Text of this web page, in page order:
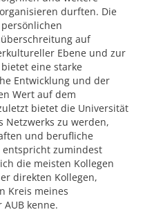
durften. Die
auf
Ebene und zur
eine starke
Entwicklung und der
Wert auf dem
bietet die Universität
Netzwerks zu werden,
und berufliche
entspricht zumindest
die meisten Kollegen
direkten Kollegen,
Kreis meines
AUB kenne.